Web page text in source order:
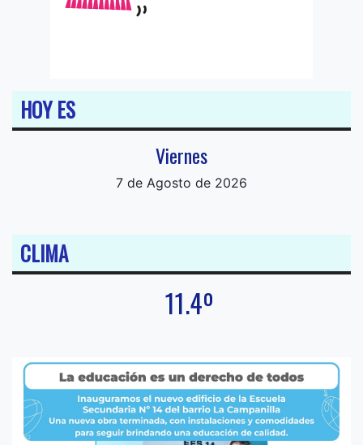
HOY ES
Viernes
7 de Agosto de 2026
CLIMA
11.4º